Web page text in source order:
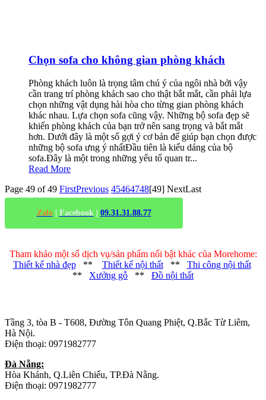
Chọn sofa cho không gian phòng khách
Phòng khách luôn là trọng tâm chú ý của ngôi nhà bởi vậy
cần trang trí phòng khách sao cho thật bắt mắt, cần phải lựa
chọn những vật dụng hài hòa cho từng gian phòng khách
khác nhau. Lựa chọn sofa cũng vậy. Những bộ sofa đẹp sẽ
khiến phòng khách của bạn trở nên sang trọng và bắt mắt
hơn. Dưới đây là một số gợi ý cơ bản để giúp bạn chọn được
những bộ sofa ưng ý nhấtĐầu tiên là kiểu dáng của bộ
sofa.Đây là một trong những yếu tố quan tr...
Read More
Page 49 of 49 FirstPrevious 45464748[49] NextLast
Zalo| Facebook | 09.31.31.88.77
Tham khảo một số dịch vụ/sản phẩm nổi bật khác của Morehome:
Thiết kế nhà đẹp** Thiết kế nội thất** Thi công nội thất
** Xưởng gỗ ** Đồ nội thất
Tầng 3, tòa B - T608, Đường Tôn Quang Phiệt, Q.Bắc Từ Liêm,
Hà Nội.
Điện thoại: 0971982777
Đà Nẵng:
Hòa Khánh, Q.Liên Chiểu, TP.Đà Nẵng.
Điện thoại: 0971982777